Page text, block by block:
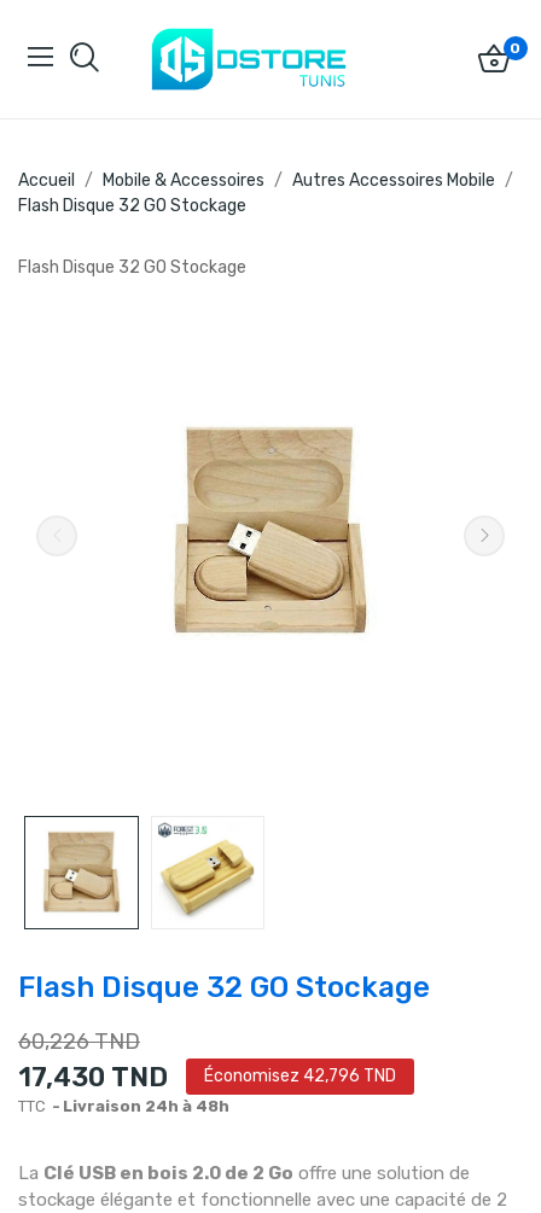
0
Accueil Mobile & Accessoires
Autres Accessoires Mobile
Flash Disque 32 GO Stockage
Flash Disque 32 GO Stockage
Flash Disque 32 GO Stockage
60,226 TND
17,430 TND Économisez 42,796 TND
TTC Livraison 24h à 48h
La Clé USB en bois 2.0 de 2 Go offre une solution de
stockage élégante et fonctionnelle avec une capacité de 2